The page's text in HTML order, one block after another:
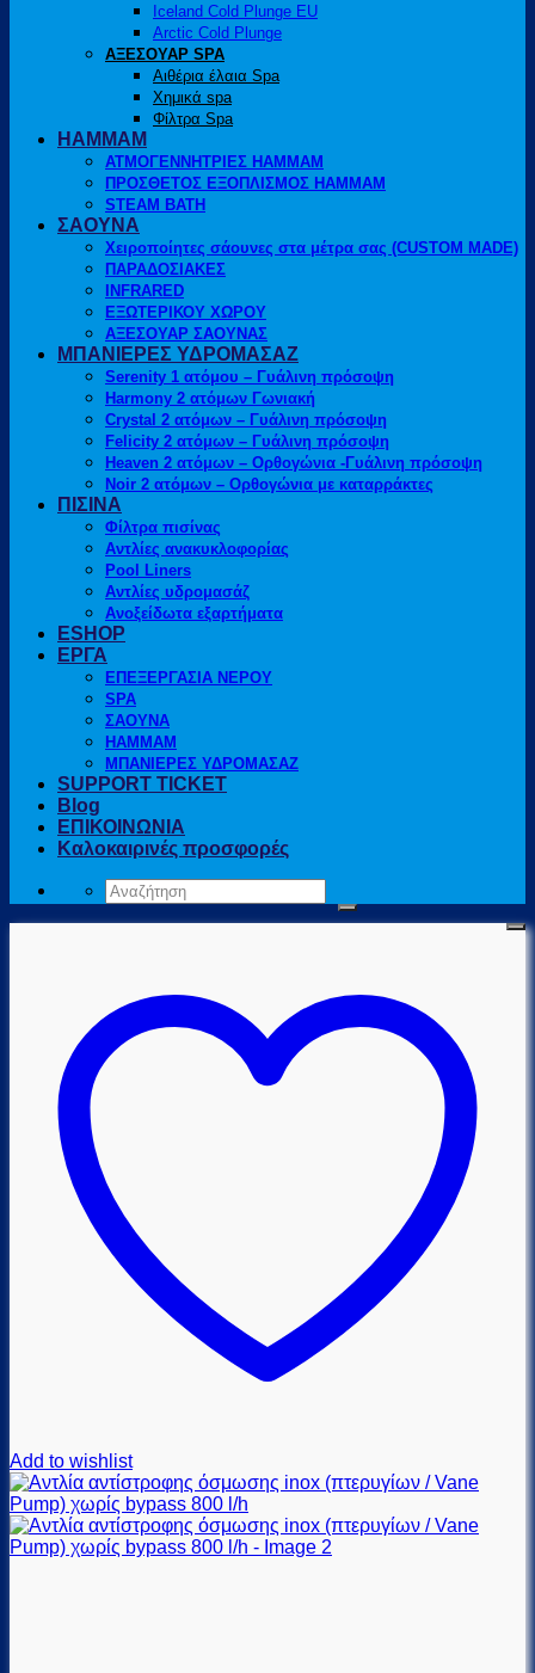
Iceland Cold Plunge EU
Arctic Cold Plunge
ΑΞΕΣΟΥΑΡ SPA
Αιθέρια έλαια Spa
Χημικά spa
Φίλτρα Spa
HAMMAM
ΑΤΜΟΓΕΝΝΗΤΡΙΕΣ HAMMAM
ΠΡΟΣΘΕΤΟΣ ΕΞΟΠΛΙΣΜΟΣ HAMMAM
STEAM BATH
ΣΑΟΥΝΑ
Χειροποίητες σάουνες στα μέτρα σας (CUSTOM MADE)
ΠΑΡΑΔΟΣΙΑΚΕΣ
INFRARED
ΕΞΩΤΕΡΙΚΟΥ ΧΩΡΟΥ
ΑΞΕΣΟΥΑΡ ΣΑΟΥΝΑΣ
ΜΠΑΝΙΕΡΕΣ ΥΔΡΟΜΑΣΑΖ
Serenity 1 ατόμου – Γυάλινη πρόσοψη
Harmony 2 ατόμων Γωνιακή
Crystal 2 ατόμων – Γυάλινη πρόσοψη
Felicity 2 ατόμων – Γυάλινη πρόσοψη
Heaven 2 ατόμων – Ορθογώνια -Γυάλινη πρόσοψη
Noir 2 ατόμων – Ορθογώνια με καταρράκτες
ΠΙΣΙΝΑ
Φίλτρα πισίνας
Αντλίες ανακυκλοφορίας
Pool Liners
Αντλίες υδρομασάζ
Ανοξείδωτα εξαρτήματα
ESHOP
ΕΡΓΑ
ΕΠΕΞΕΡΓΑΣΙΑ ΝΕΡΟΥ
SPA
ΣΑΟΥΝΑ
HAMMAM
ΜΠΑΝΙΕΡΕΣ ΥΔΡΟΜΑΣΑΖ
SUPPORT TICKET
Blog
ΕΠΙΚΟΙΝΩΝΙΑ
Καλοκαιρινές προσφορές
Αναζήτηση
για:
Add to wishlist